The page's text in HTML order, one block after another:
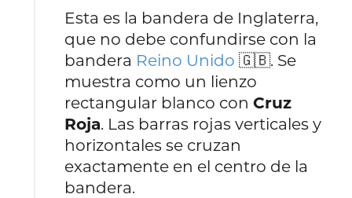
Esta es la bandera de Inglaterra,
que no debe confundirse con la
bandera Reino Unido 🇬🇧. Se
muestra como un lienzo
rectangular blanco conCruz
Roja. Las barras rojas verticales y
horizontales se cruzan
exactamente en el centro de la
bandera.